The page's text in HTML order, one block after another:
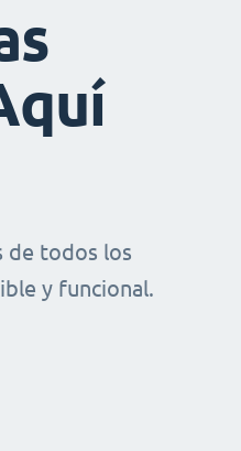
de todos los
y funcional.